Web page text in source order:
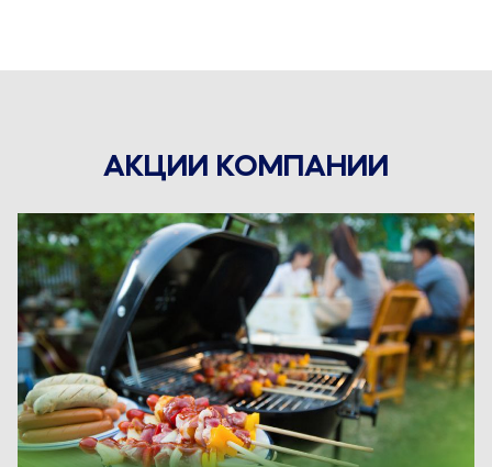
АКЦИИ КОМПАНИИ